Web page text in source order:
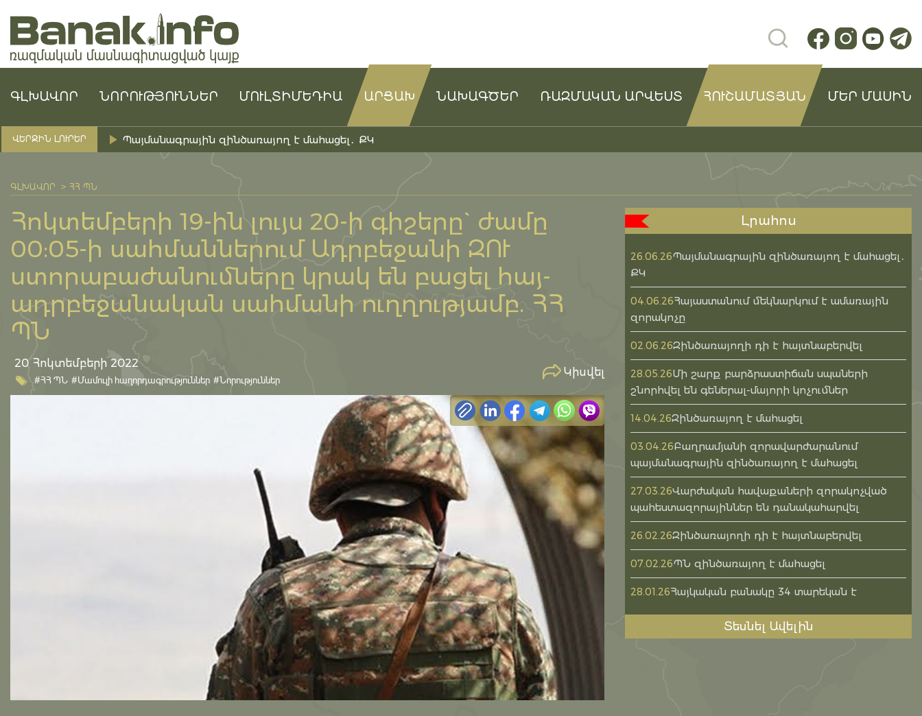
ԳԼԽԱՎՈՐ ՆՈՐՈՒԹՅՈՒՆՆԵՐ ՄՈՒԼՏԻՄԵԴԻԱ ԱՐՑԱԽ ՆԱԽԱԳԾԵՐ ՌԱԶՄԱԿԱՆ ԱՐՎԵՍՏ ՀՈՒՇԱՄԱՏՅԱՆ ՄԵՐ ՄԱՍԻՆ
ՎԵՐՋԻՆ ԼՈՒՐԵՐ Պայմանագրային զինծառայող է մահացել․ ՔԿ
ԳԼԽԱՎՈՐ ՀՀ ՊՆ
Հոկտեմբերի 19-ին լույս 20-ի գիշերը` ժամը
00:05-ի սահմաններում Ադրբեջանի ԶՈՒ
ստորաբաժանումները կրակ են բացել հայ-
ադրբեջանական սահմանի ուղղությամբ. ՀՀ
ՊՆ
20 Հոկտեմբերի 2022
#ՀՀ ՊՆ #Մամուլի հաղորդագրություններ #Նորություններ
Կիսվել
Լրահոս
26.06.26Պայմանագրային զինծառայող է մահացել․
ՔԿ
04.06.26Հայաստանում մեկնարկում է ամառային
զորակոչը
02.06.26Զինծառայողի դի է հայտնաբերվել
28.05.26Մի շարք բարձրաստիճան սպաների
շնորհվել են գեներալ-մայորի կոչումներ
14.04.26Զինծառայող է մահացել
03.04.26Բաղրամյանի զորավարժարանում
պայմանագրային զինծառայող է մահացել
27.03.26Վարժական հավաքաների զորակոչված
պահեստազորայիններ են դանակահարվել
26.02.26Զինծառայողի դի է հայտնաբերվել
07.02.26ՊՆ զինծառայող է մահացել
28.01.26Հայկական բանակը 34 տարեկան է
Տեսնել Ավելին